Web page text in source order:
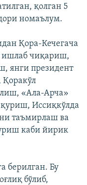
қолган 5
номаълум.
Қора-Кечегача
ишлаб чиқариш,
янги президент
«Ала-Арча»
Иссиқкўлда
таъмирлаш ва
каби йирик
берилган. Бу
бўлиб,